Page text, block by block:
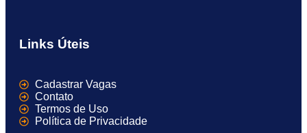
Links Úteis
Cadastrar Vagas
Contato
Termos de Uso
Política de Privacidade